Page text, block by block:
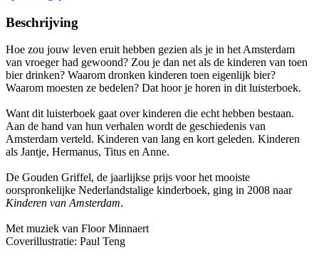
Beschrijving
Hoe zou jouw leven eruit hebben gezien als je in het Amsterdam
van vroeger had gewoond? Zou je dan net als de kinderen van toen
bier drinken? Waarom dronken kinderen toen eigenlijk bier?
Waarom moesten ze bedelen? Dat hoor je horen in dit luisterboek.
Want dit luisterboek gaat over kinderen die echt hebben bestaan.
Aan de hand van hun verhalen wordt de geschiedenis van
Amsterdam verteld. Kinderen van lang en kort geleden. Kinderen
als Jantje, Hermanus, Titus en Anne.
De Gouden Griffel, de jaarlijkse prijs voor het mooiste
oorspronkelijke Nederlandstalige kinderboek, ging in 2008 naar
Kinderen van Amsterdam.
Met muziek van Floor Minnaert
Coverillustratie: Paul Teng